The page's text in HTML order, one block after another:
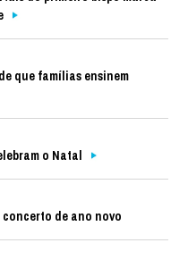
que famílias ensinem
o Natal
de ano novo